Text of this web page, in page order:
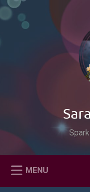
Naar
inhoud
Zoeken
MENU